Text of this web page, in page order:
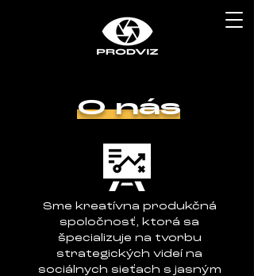
O nás
Sme kreatívna produkčná
spoločnosť, ktorá sa
špecializuje na tvorbu
strategických videí na
sociálnych sieťach s jasným